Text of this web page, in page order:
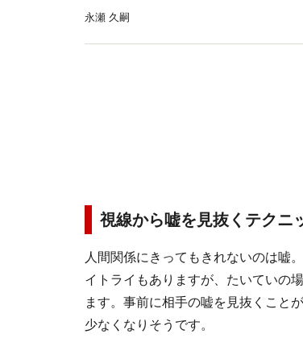
永瀬 久嗣
視線から嘘を見抜くテクニ
人間関係にきってもきれないのは嘘
イトライもありますが、たいていの
ます。事前に相手の嘘を見抜くこと
少なくなりそうです。